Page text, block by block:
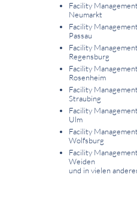
Facility
Neumarkt
Facility
Passau
Facility
Regensburg
Facility
Rosenheim
Facility
Straubing
Facility
Ulm
Facility
Wolfsburg
Facility
Weiden
und in vielen